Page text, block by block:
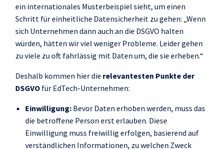
ein internationales Musterbeispiel sieht, um einen
Schritt für einheitliche Datensicherheit zu gehen: „Wenn
sich Unternehmen dann auch an die DSGVO halten
würden, hätten wir viel weniger Probleme. Leider gehen
zu viele zu oft fahrlässig mit Daten um, die sie erheben.“
Deshalb kommen hier die relevantesten Punkte der
DSGVO für EdTech-Unternehmen:
Einwilligung: Bevor Daten erhoben werden, muss das
die betroffene Person erst erlauben. Diese
Einwilligung muss freiwillig erfolgen, basierend auf
verständlichen Informationen, zu welchen Zweck